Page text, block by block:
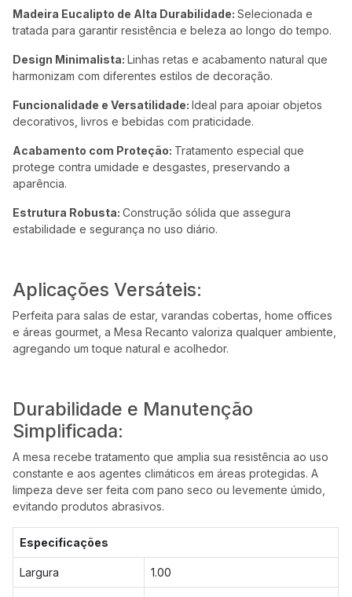
Madeira Eucalipto de Alta Durabilidade:Selecionada e
tratada para garantir resistência e beleza ao longo do tempo.
Design Minimalista:Linhas retas e acabamento natural que
harmonizam com diferentes estilos de decoração.
Funcionalidade e Versatilidade:Ideal para apoiar objetos
decorativos, livros e bebidas com praticidade.
Acabamento com Proteção: Tratamento especial que
protege contra umidade e desgastes, preservando a
aparência.
Estrutura Robusta:Construção sólida que assegura
estabilidade e segurança no uso diário.
Aplicações Versáteis:
Perfeita para salas de estar, varandas cobertas, home offices
e áreas gourmet, a Mesa Recanto valoriza qualquer ambiente,
agregando um toque natural e acolhedor.
Durabilidade e Manutenção
Simplificada:
A mesa recebe tratamento que amplia sua resistência ao uso
constante e aos agentes climáticos em áreas protegidas. A
limpeza deve ser feita com pano seco ou levemente úmido,
evitando produtos abrasivos.
Especificações
Largura 1.00